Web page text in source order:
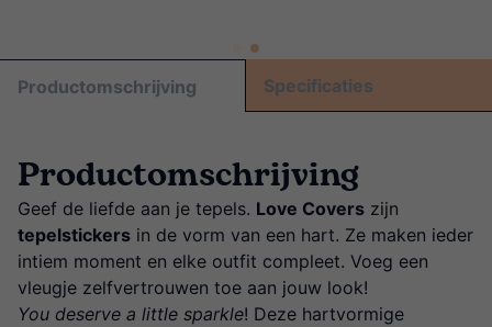
Productomschrijving Specificaties
Productomschrijving
Geef de liefde aan je tepels. Love Covers zijn
tepelstickers in de vorm van een hart. Ze maken ieder
intiem moment en elke outfit compleet. Voeg een
vleugje zelfvertrouwen toe aan jouw look!
You deserve a little sparkle! Deze hartvormige